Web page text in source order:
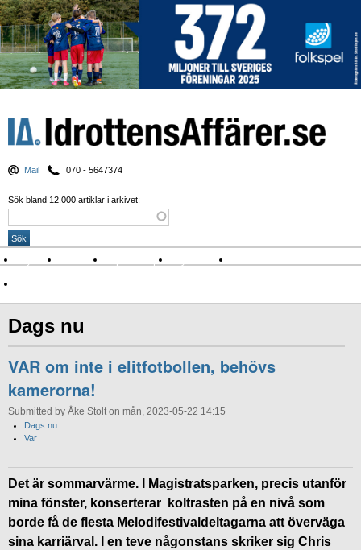
Mail 070 - 5647374
Sök bland 12.000 artiklar i arkivet:
Nyheter Krönikor Sport & spel Nyhetsbrev
Dags nu
VAR om inte i elitfotbollen, behövs
kamerorna!
Submitted by Åke Stolt on mån, 2023-05-22 14:15
Dags nu
Var
Det är sommarvärme. I Magistratsparken, precis utanför
mina fönster, konserterar koltrasten på en nivå som
borde få de flesta Melodifestivaldeltagarna att överväga
sina karriärval. I en teve någonstans skriker sig Chris